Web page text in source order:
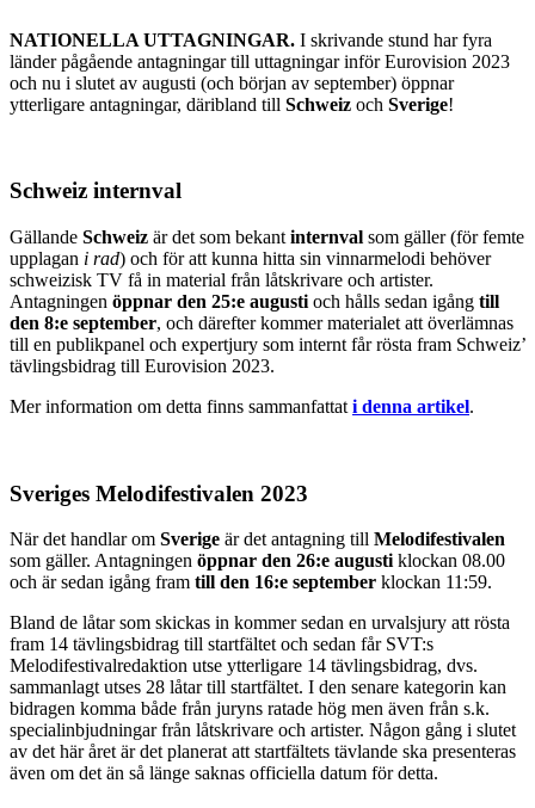
NATIONELLA UTTAGNINGAR. I skrivande stund har fyra
länder pågående antagningar till uttagningar inför Eurovision 2023
och nu i slutet av augusti (och början av september) öppnar
ytterligare antagningar, däribland till Schweiz och Sverige!
Schweiz internval
Gällande Schweiz är det som bekant internval som gäller (för femte
upplagan i rad) och för att kunna hitta sin vinnarmelodi behöver
schweizisk TV få in material från låtskrivare och artister.
Antagningen öppnar den 25:e augusti och hålls sedan igång till
den 8:e september, och därefter kommer materialet att överlämnas
till en publikpanel och expertjury som internt får rösta fram Schweiz’
tävlingsbidrag till Eurovision 2023.
Mer information om detta finns sammanfattat i denna artikel.
Sveriges Melodifestivalen 2023
När det handlar om Sverige är det antagning till Melodifestivalen
som gäller. Antagningen öppnar den 26:e augustiklockan 08.00
och är sedan igång fram till den 16:e september klockan 11:59.
Bland de låtar som skickas in kommer sedan en urvalsjury att rösta
fram 14 tävlingsbidrag till startfältet och sedan får SVT:s
Melodifestivalredaktion utse ytterligare 14 tävlingsbidrag, dvs.
sammanlagt utses 28 låtar till startfältet. I den senare kategorin kan
bidragen komma både från juryns ratade hög men även från s.k.
specialinbjudningar från låtskrivare och artister. Någon gång i slutet
av det här året är det planerat att startfältets tävlande ska presenteras
även om det än så länge saknas officiella datum för detta.